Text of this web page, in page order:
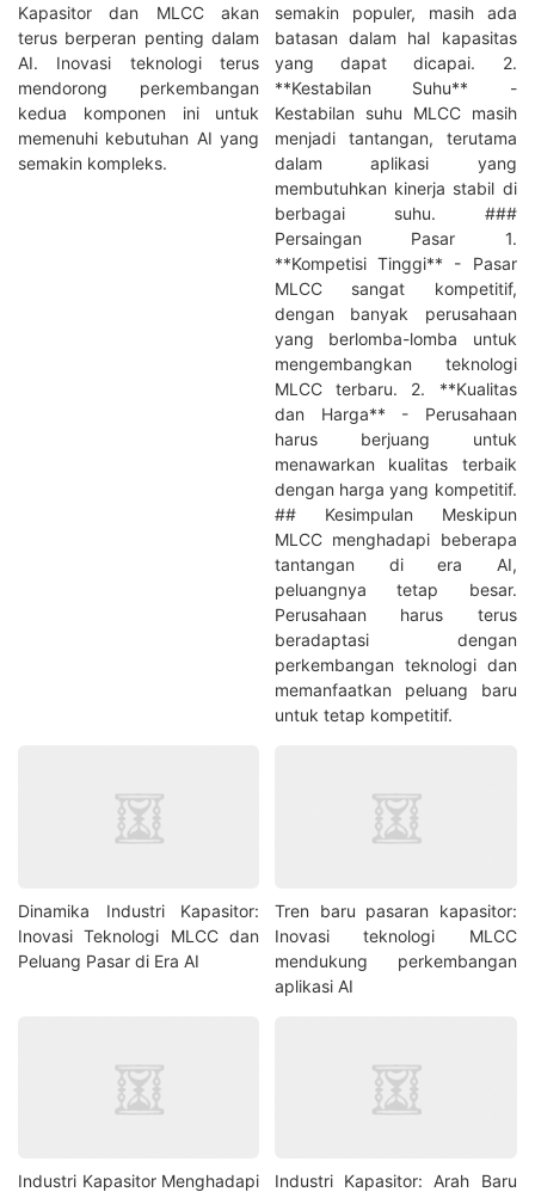
Kapasitor dan MLCC akan
terus berperan penting dalam
AI. Inovasi teknologi terus
mendorong perkembangan
kedua komponen ini untuk
memenuhi kebutuhan AI yang
semakin kompleks.
semakin populer, masih ada
batasan dalam hal kapasitas
yang dapat dicapai. 2.
**Kestabilan Suhu** -
Kestabilan suhu MLCC masih
menjadi tantangan, terutama
dalam aplikasi yang
membutuhkan kinerja stabil di
berbagai suhu. ###
Persaingan Pasar 1.
**Kompetisi Tinggi** - Pasar
MLCC sangat kompetitif,
dengan banyak perusahaan
yang berlomba-lomba untuk
mengembangkan teknologi
MLCC terbaru. 2. **Kualitas
dan Harga** - Perusahaan
harus berjuang untuk
menawarkan kualitas terbaik
dengan harga yang kompetitif.
## Kesimpulan Meskipun
MLCC menghadapi beberapa
tantangan di era AI,
peluangnya tetap besar.
Perusahaan harus terus
beradaptasi dengan
perkembangan teknologi dan
memanfaatkan peluang baru
untuk tetap kompetitif.
Dinamika Industri Kapasitor:
Inovasi Teknologi MLCC dan
Peluang Pasar di Era AI
Tren baru pasaran kapasitor:
Inovasi teknologi MLCC
mendukung perkembangan
aplikasi AI
Industri Kapasitor Menghadapi Industri Kapasitor: Arah Baru